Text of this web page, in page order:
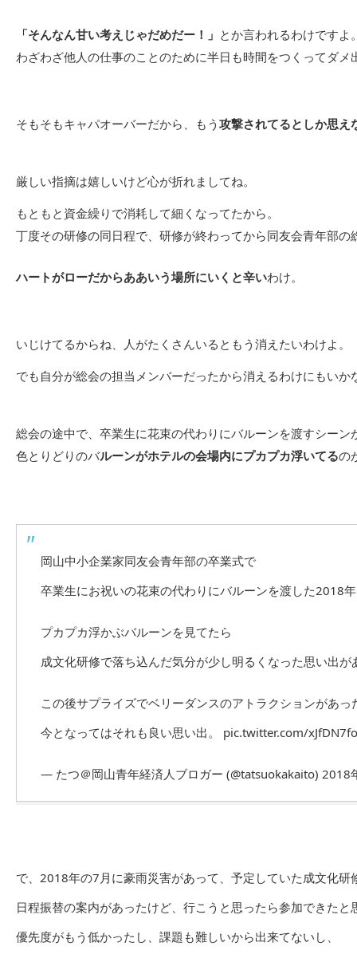
「そんなん甘い考えじゃだめだー！」 とか言われるわけですよ
わざわざ他人の仕事のことのために半日も時間をつくってダ
そもそもキャパオーバーだから、もう 攻撃されてるとしか思え
厳しい指摘は嬉しいけど心が折れましてね。
もともと資金繰りで消耗して細くなってたから。
丁度その研修の同日程で、研修が終わってから同友会青年部
ハートがローだからああいう場所にいくと辛いわけ。
いじけてるからね、人がたくさんいるともう消えたいわけよ。
でも自分が総会の担当メンバーだったから消えるわけにもいか
総会の途中で、卒業生に花束の代わりにバルーンを渡すシーン
色とりどりのバルーンがホテルの会場内にプカプカ浮いてるの
岡山中小企業家同友会青年部の卒業式で
卒業生にお祝いの花束の代わりにバルーンを渡した2018
プカプカ浮かぶバルーンを見てたら
成文化研修で落ち込んだ気分が少し明るくなった思い出が
この後サプライズでベリーダンスのアトラクションがあっ
今となってはそれも良い思い出。 pic.twitter.com/
— たつ＠岡山青年経済人ブロガー (@tatsuokakaito) 2018
で、2018年の7月に豪雨災害があって、予定していた成文化研
日程振替の案内があったけど、行こうと思ったら参加できた
優先度がもう低かったし、課題も難しいから出来てないし、